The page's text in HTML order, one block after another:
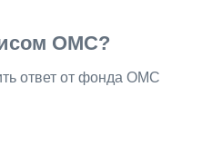
ОМС?
ответ от фонда ОМС